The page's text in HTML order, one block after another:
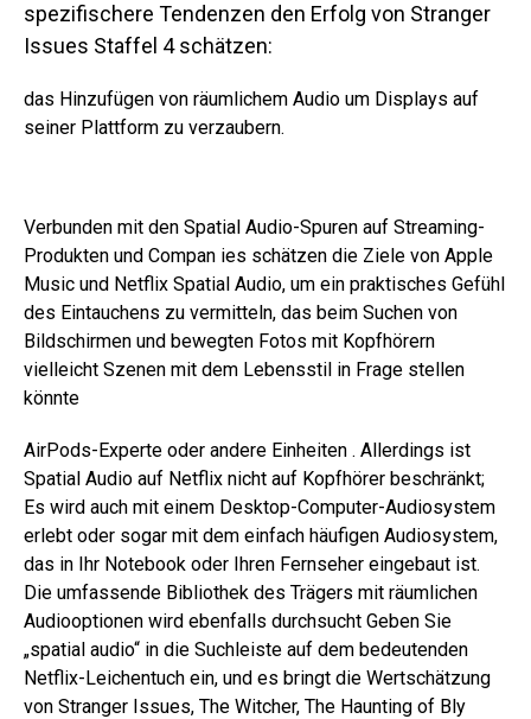
spezifischere Tendenzen den Erfolg von Stranger
Issues Staffel 4 schätzen:
das Hinzufügen von räumlichem Audio um Displays auf
seiner Plattform zu verzaubern.
Verbunden mit den Spatial Audio-Spuren auf Streaming-
Produkten und Compan ies schätzen die Ziele von Apple
Music und Netflix Spatial Audio, um ein praktisches Gefühl
des Eintauchens zu vermitteln, das beim Suchen von
Bildschirmen und bewegten Fotos mit Kopfhörern
vielleicht Szenen mit dem Lebensstil in Frage stellen
könnte
AirPods-Experte oder andere Einheiten . Allerdings ist
Spatial Audio auf Netflix nicht auf Kopfhörer beschränkt;
Es wird auch mit einem Desktop-Computer-Audiosystem
erlebt oder sogar mit dem einfach häufigen Audiosystem,
das in Ihr Notebook oder Ihren Fernseher eingebaut ist.
Die umfassende Bibliothek des Trägers mit räumlichen
Audiooptionen wird ebenfalls durchsucht Geben Sie
„spatial audio“ in die Suchleiste auf dem bedeutenden
Netflix-Leichentuch ein, und es bringt die Wertschätzung
von Stranger Issues, The Witcher, The Haunting of Bly